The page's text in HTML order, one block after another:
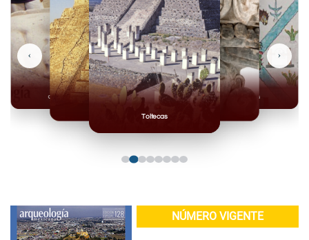
Toltecas
Mexicas
Olmecas
‹ ›
NÚMERO VIGENTE